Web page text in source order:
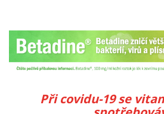
Při covidu-19 se